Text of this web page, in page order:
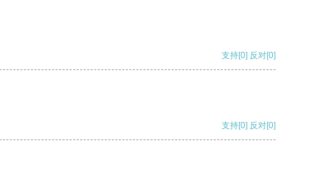
支持[0] 反对[0]
支持[0] 反对[0]